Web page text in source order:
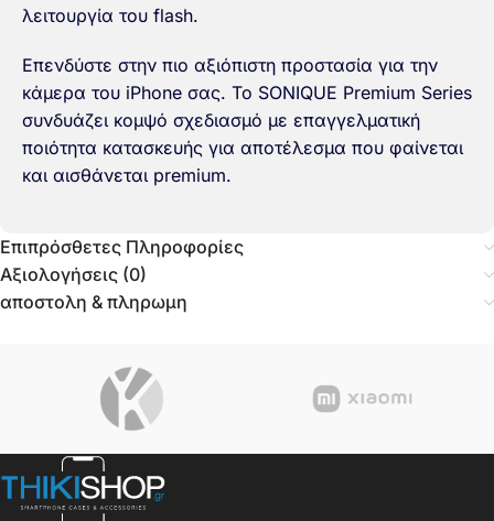
λειτουργία του flash.
Επενδύστε στην πιο αξιόπιστη προστασία για την
κάμερα του iPhone σας. Το SONIQUE Premium Series
συνδυάζει κομψό σχεδιασμό με επαγγελματική
ποιότητα κατασκευής για αποτέλεσμα που φαίνεται
και αισθάνεται premium.
Επιπρόσθετες Πληροφορίες
Αξιολογήσεις (0)
αποστολη & πληρωμη